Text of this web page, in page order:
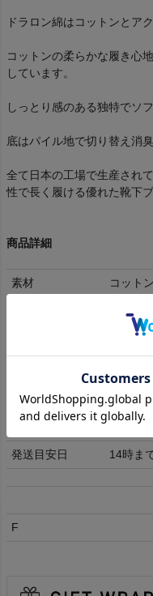
ドラロン綿はコットンとア
コットンの柔らかな履き心
しています。
しっとり感のある独特でソ
底はパイル地で切り替え消
全て日本の工場で生産され
性で長く履ける優れた靴下ブ
商品詳細
素材 コット
送料全
ラッピング
有償ラ
い。 ご
ング可
発送目安日 14時ま
F